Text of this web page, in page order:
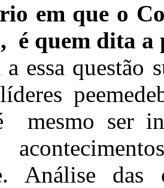
em que o
é quem dita a
essa questão
mesmo ser
Análise